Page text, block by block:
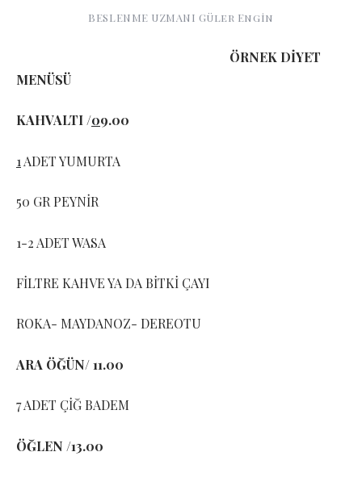
BESLENME UZMANI Güler Engin
ÖRNEK DİYET
MENÜSÜ
KAHVALTI /09.00
1 ADET YUMURTA
50 GR PEYNİR
1-2 ADET WASA
FİLTRE KAHVE YA DA BİTKİ ÇAYI
ROKA- MAYDANOZ- DEREOTU
ARA ÖĞÜN/ 11.00
7 ADET ÇİĞ BADEM
ÖĞLEN /13.00